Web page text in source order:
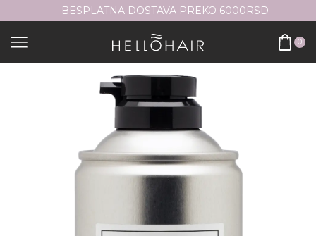
BESPLATNA DOSTAVA PREKO 6000RSD
0